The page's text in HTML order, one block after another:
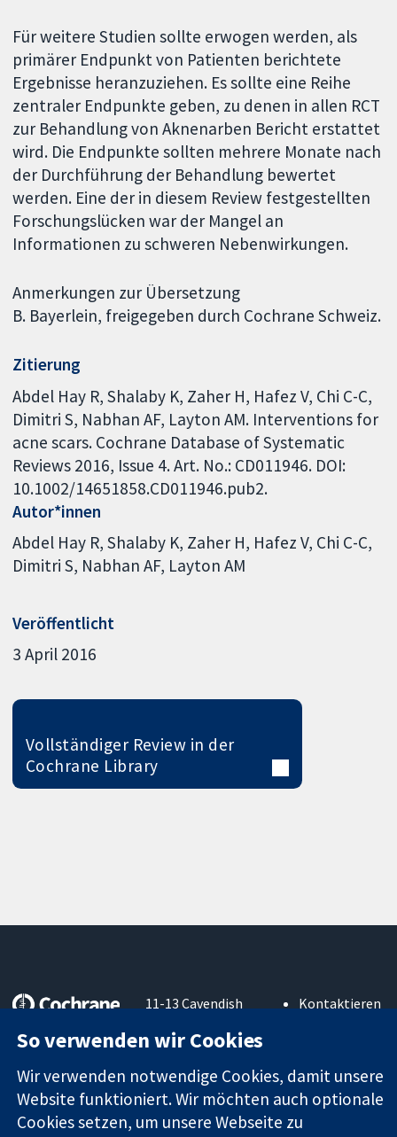
Für weitere Studien sollte erwogen werden, als
primärer Endpunkt von Patienten berichtete
Ergebnisse heranzuziehen. Es sollte eine Reihe
zentraler Endpunkte geben, zu denen in allen RCT
zur Behandlung von Aknenarben Bericht erstattet
wird. Die Endpunkte sollten mehrere Monate nach
der Durchführung der Behandlung bewertet
werden. Eine der in diesem Review festgestellten
Forschungslücken war der Mangel an
Informationen zu schweren Nebenwirkungen.
Anmerkungen zur Übersetzung
B. Bayerlein, freigegeben durch Cochrane Schweiz.
Zitierung
Abdel Hay R, Shalaby K, Zaher H, Hafez V, Chi C-C,
Dimitri S, Nabhan AF, Layton AM. Interventions for
acne scars. Cochrane Database of Systematic
Reviews 2016, Issue 4. Art. No.: CD011946. DOI:
10.1002/14651858.CD011946.pub2.
Autor*innen
Abdel Hay R Shalaby K Zaher H Hafez V Chi C-C
Dimitri S Nabhan AF Layton AM
Veröffentlicht
3 April 2016
Vollständiger Review in der
Cochrane Library
Zuverlässige
Informierte
Entscheidungen
Bessere
11-13 Cavendish
London
Vereinigtes
Königreich
Kontaktieren
Über uns
Cochrane
So verwenden wir Cookies
Wir verwenden notwendige Cookies, damit unsere
Website funktioniert. Wir möchten auch optionale
Cookies setzen, um unsere Webseite zu